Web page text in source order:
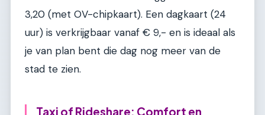
3,20 (met OV-chipkaart). Een dagkaart (24
uur) is verkrijgbaar vanaf € 9,- en is ideaal als
je van plan bent die dag nog meer van de
stad te zien.
Taxi of Rideshare: Comfort en